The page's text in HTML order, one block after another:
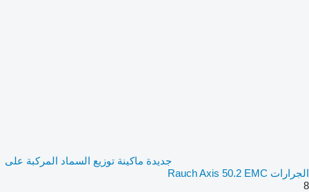
جديدة ماكينة توزيع السماد المركبة على
الجرارات Rauch Axis 50.2 EMC
8